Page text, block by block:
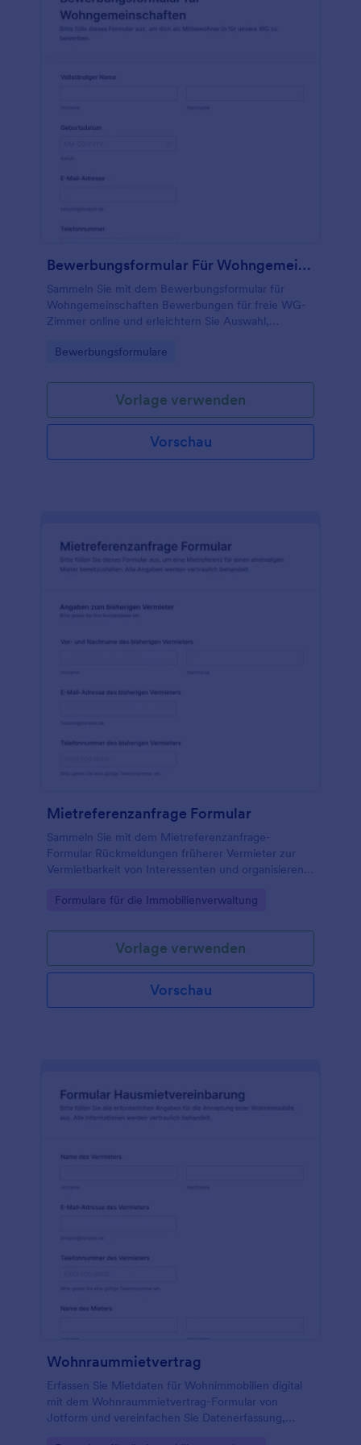
Bewerbungsformular Für Wohngemeinschaften
Sammeln Sie mit dem Bewerbungsformular für
Wohngemeinschaften Bewerbungen für freie WG-
Zimmer online und erleichtern Sie Auswahl,
Vermieter und Hausverwaltungen mit Jotform.
Go to Category:
Bewerbungsformulare
Vorlage verwenden
Vorschau
Mietreferenzanfrage Formular
Sammeln Sie mit dem Mietreferenzanfrage-
Formular Rückmeldungen früherer Vermieter zur
Vermietbarkeit von Interessenten und organisieren
zentral mit Jotform.
Go to Category:
Formulare für die Immobilienverwaltung
Vorlage verwenden
Vorschau
Wohnraummietvertrag
Erfassen Sie Mietdaten für Wohnimmobilien digital
mit dem Wohnraummietvertrag-Formular von
Jotform und vereinfachen Sie Datenerfassung,